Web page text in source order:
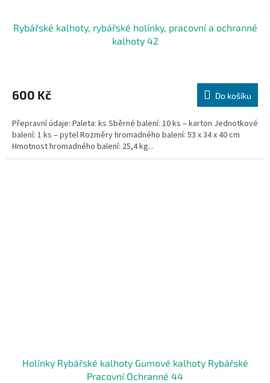
Rybářské kalhoty, rybářské holínky, pracovní a ochranné
kalhoty 42
600 Kč Do košíku
Přepravní údaje: Paleta: ks Sběrné balení: 10 ks – karton Jednotkové
balení: 1 ks – pytel Rozměry hromadného balení: 53 x 34 x 40 cm
Hmotnost hromadného balení: 25,4 kg...
Holínky Rybářské kalhoty Gumové kalhoty Rybářské
Pracovní Ochranné 44